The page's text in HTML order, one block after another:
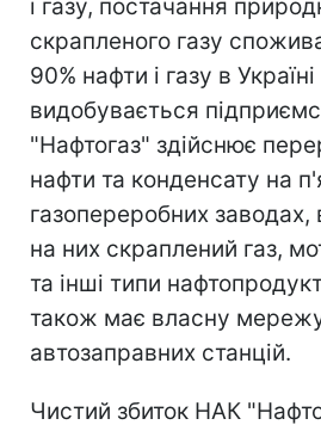
і газу, постачання
скрапленого газу
90% нафти і газу в Україні
видобувається
"Нафтогаз" здійснює
нафти та конденсату на
газопереробних
на них скраплений газ,
та інші типи
також має власну
автозаправних станцій.
Чистий збиток НАК